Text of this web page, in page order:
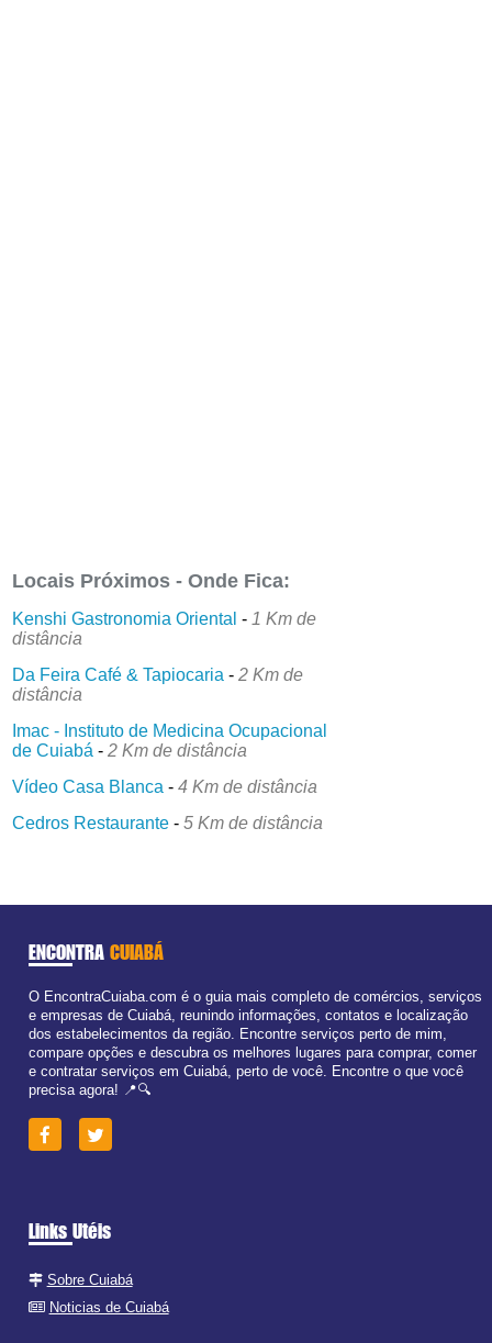
Locais Próximos - Onde Fica:
Kenshi Gastronomia Oriental - 1 Km de
distância
Da Feira Café & Tapiocaria -2 Km de
distância
Imac - Instituto de Medicina Ocupacional
de Cuiabá -2 Km de distância
Vídeo Casa Blanca -4 Km de distância
Cedros Restaurante -5 Km de distância
ENCONTRA CUIABÁ
O EncontraCuiaba.com é o guia mais completo de comércios, serviços
e empresas de Cuiabá, reunindo informações, contatos e localização
dos estabelecimentos da região. Encontre serviços perto de mim,
compare opções e descubra os melhores lugares para comprar, comer
e contratar serviços em Cuiabá, perto de você. Encontre o que você
precisa agora! 📍🔍
Links Utéis
Sobre Cuiabá
Noticias de Cuiabá